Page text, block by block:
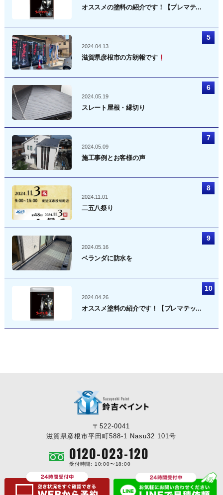
オススメの塗料の紹介です！【プレマテ...
2024.04.13
滋賀県彦根市の方朗報です
2024.05.19
スレート屋根・縁切り
2024.05.09
施工事例とお客様の声
2024.11.01
二五八祭り
2024.05.16
ベランダに防水を
2024.04.26
オススメ塗料の紹介です！【プレマテッ...
〒522-0041
滋賀県彦根市平田町588-1 Nasu32 101号
0120-023-120
受付時間: 10:00〜18:00